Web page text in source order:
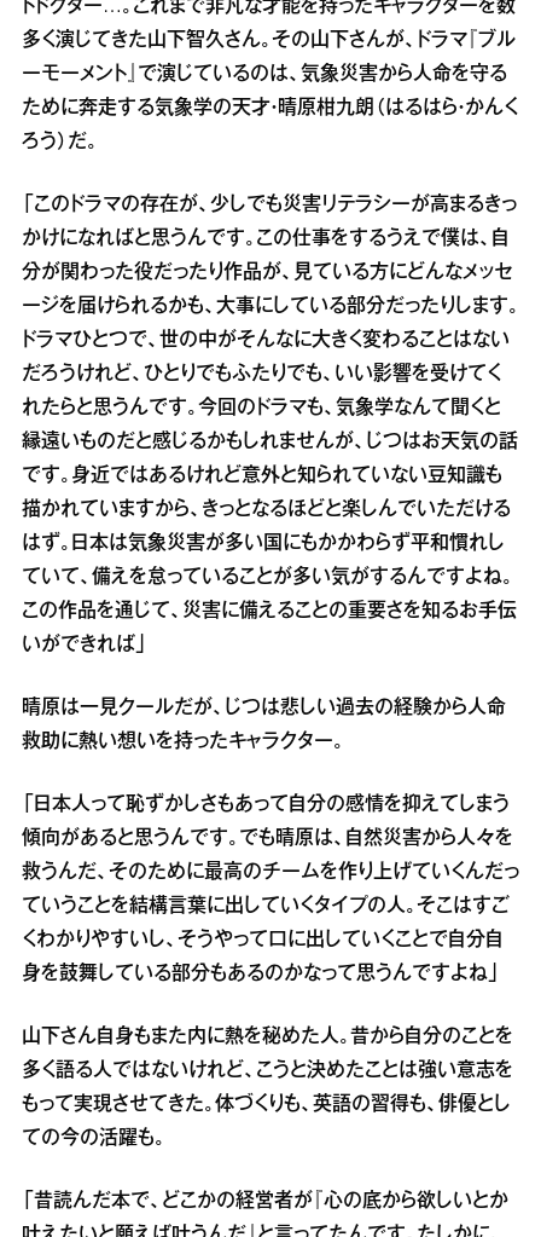
トドクター…。これまで非凡な才能を持ったキャラクターを数
多く演じてきた山下智久さん。その山下さんが、ドラマ『ブル
ーモーメント』で演じているのは、気象災害から人命を守る
ために奔走する気象学の天才・晴原柑九朗（はるはら・かんく
ろう）だ。
「このドラマの存在が、少しでも災害リテラシーが高まるきっ
かけになればと思うんです。この仕事をするうえで僕は、自
分が関わった役だったり作品が、見ている方にどんなメッセ
ージを届けられるかも、大事にしている部分だったりします。
ドラマひとつで、世の中がそんなに大きく変わることはない
だろうけれど、ひとりでもふたりでも、いい影響を受けてく
れたらと思うんです。今回のドラマも、気象学なんて聞くと
縁遠いものだと感じるかもしれませんが、じつはお天気の話
です。身近ではあるけれど意外と知られていない豆知識も
描かれていますから、きっとなるほどと楽しんでいただける
はず。日本は気象災害が多い国にもかかわらず平和慣れし
ていて、備えを怠っていることが多い気がするんですよね。
この作品を通じて、災害に備えることの重要さを知るお手伝
いができれば」
晴原は一見クールだが、じつは悲しい過去の経験から人命
救助に熱い想いを持ったキャラクター。
「日本人って恥ずかしさもあって自分の感情を抑えてしまう
傾向があると思うんです。でも晴原は、自然災害から人々を
救うんだ、そのために最高のチームを作り上げていくんだっ
ていうことを結構言葉に出していくタイプの人。そこはすご
くわかりやすいし、そうやって口に出していくことで自分自
身を鼓舞している部分もあるのかなって思うんですよね」
山下さん自身もまた内に熱を秘めた人。昔から自分のことを
多く語る人ではないけれど、こうと決めたことは強い意志を
もって実現させてきた。体づくりも、英語の習得も、俳優とし
ての今の活躍も。
「昔読んだ本で、どこかの経営者が『心の底から欲しいとか